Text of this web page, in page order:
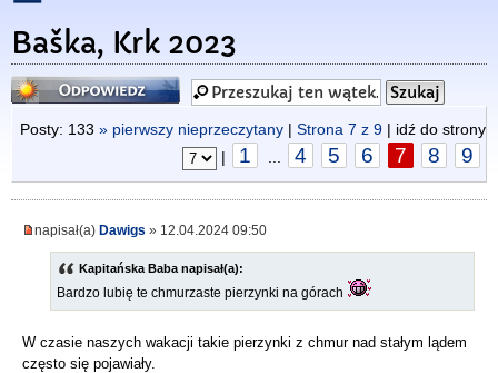
Baška, Krk 2023
Odpowiedz
Posty: 133 » pierwszy nieprzeczytany | Strona 7 z 9 | idź do strony
|
1 4 5 6 7 8 9
napisał(a) Dawigs » 12.04.2024 09:50
Kapitańska Baba napisał(a):
Bardzo lubię te chmurzaste pierzynki na górach
W czasie naszych wakacji takie pierzynki z chmur nad stałym lądem
często się pojawiały.